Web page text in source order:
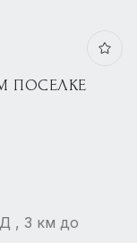
ПОСЕЛКЕ
, 3 км до